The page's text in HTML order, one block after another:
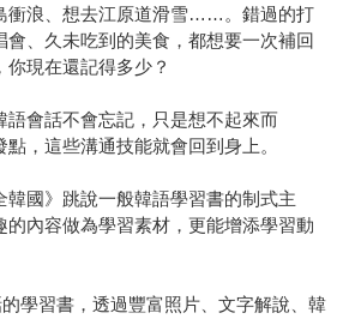
衝浪、想去江原道滑雪……。錯過的打
、久未吃到的美食，都想要一次補回
現在還記得多少？
語會話不會忘記，只是想不起來而
，這些溝通技能就會回到身上。
韓國》跳說一般韓語學習書的制式主
的內容做為學習素材，更能增添學習動
學習書，透過豐富照片、文字解說、韓